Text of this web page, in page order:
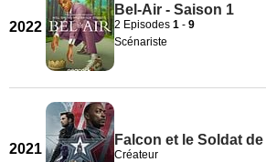
2022
Bel-Air - Saison 1
2 Episodes 1 - 9
Scénariste
2021
Falcon et le Soldat
Créateur